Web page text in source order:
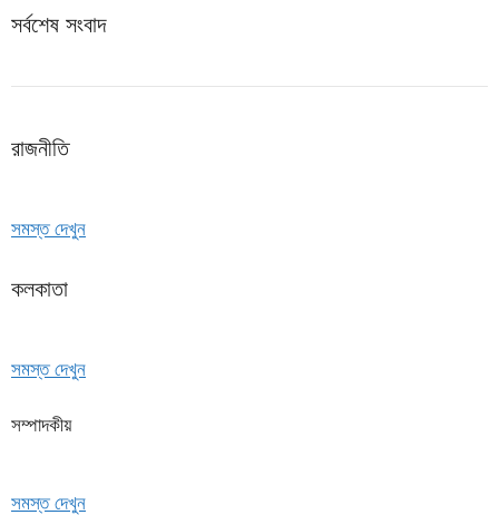
সর্বশেষ সংবাদ
রাজনীতি
সমস্ত দেখুন
কলকাতা
সমস্ত দেখুন
সম্পাদকীয়
সমস্ত দেখুন